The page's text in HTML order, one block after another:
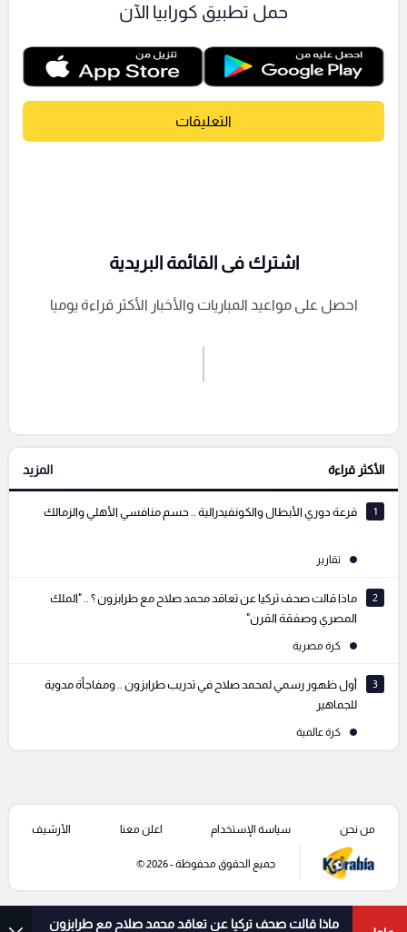
حمل تطبيق كورابيا الآن
التعليقات
إرسال تعليق
التعليقات السابقة
اشترك فى القائمة البريدية
احصل على مواعيد المباريات والأخبار الأكثر قراءة يوميا
الأكثر قراءة المزيد
1 قرعة دوري الأبطال والكونفيدرالية .. حسم منافسي الأهلي والزمالك
تقارير
2
ماذا قالت صحف تركيا عن تعاقد محمد صلاح مع طرابزون ؟ .. "الملك
المصري وصفقة القرن"
كرة مصرية
3
أول ظهور رسمي لمحمد صلاح في تدريب طرابزون .. ومفاجأة مدوية
للجماهير
كرة عالمية
ماذا قالت صحف تركيا عن تعاقد محمد صلاح مع طرابزون
من نحن سياسة الإستخدام اعلن معنا الأرشيف
جميع الحقوق محفوظة - 2026 ©